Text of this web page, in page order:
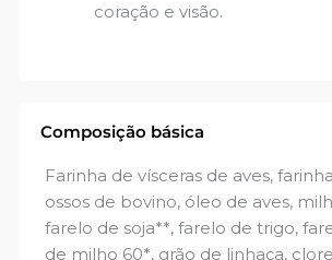
coração e visão.
Composição básica
Farinha de vísceras de aves,
ossos de bovino, óleo de aves,
farelo de soja**, farelo de trigo,
de milho 60*, grão de linhaça,